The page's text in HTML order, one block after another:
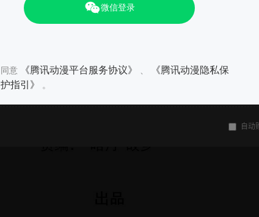
微信登录
同意 《腾讯动漫平台服务协议》
《腾讯动漫隐私保
护指引》
。